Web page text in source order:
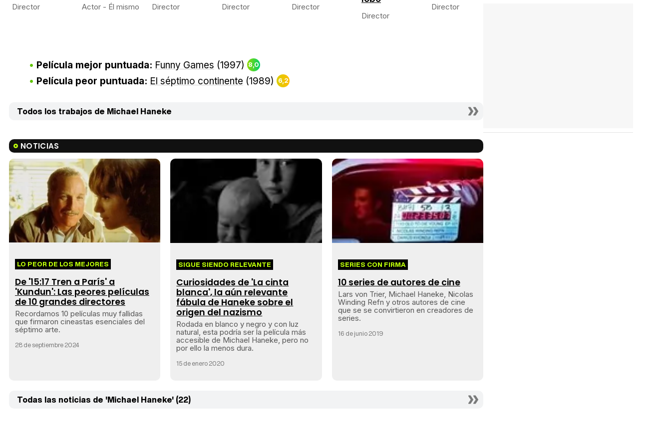
Director Actor - Él mismo Director Director Director
Director
Director Funny Games El séptimo
Película mejor puntuada: Funny Games (1997) 8,0
Película peor puntuada: El séptimo continente (1989) 6,2
Todos los trabajos de Michael Haneke
NOTICIAS
LO PEOR DE LOS MEJORES
De '15:17 Tren a París' a
'Kundun': Las peores películas
de 10 grandes directores
Recordamos 10 películas muy fallidas
que firmaron cineastas esenciales del
séptimo arte.
28 de septiembre 2024
SIGUE SIENDO RELEVANTE
Curiosidades de 'La cinta
blanca', la aún relevante
fábula de Haneke sobre el
origen del nazismo
Rodada en blanco y negro y con luz
natural, esta podría ser la película más
accesible de Michael Haneke, pero no
por ello la menos dura.
15 de enero 2020
SERIES CON FIRMA
10 series de autores de cine
Lars von Trier, Michael Haneke, Nicolas
Winding Refn y otros autores de cine
que se se convirtieron en creadores de
series.
16 de junio 2019
Todas las noticias de 'Michael Haneke' (22)